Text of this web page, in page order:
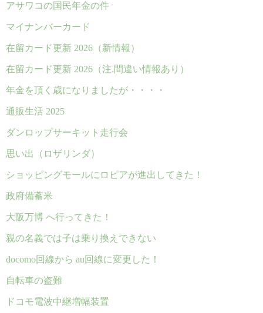
アサワコの国民年金の件
マイナンバーカード
在留カード更新 2026（新情報）
在留カード更新 2026（注.間違い情報あり）
年金を頂く歳になりましたが・・・・
通販生活 2025
ダンロップサーキット走行会
思い出（ロザリンダ）
ショッピングモールにロピアが進出してきた！
政府備蓄米
大阪万博 へ行ってきた！
親の名義では子は乗り換えできない
docomo回線から au回線に変更した！
自転車の盗難
ドコモ電波中継増幅装置